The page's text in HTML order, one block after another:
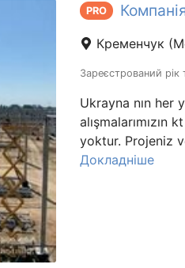
PRO
Кременчук
Зареєстрований рік
Ukrayna nın her
alışmalarımızın
yoktur. Projeniz
Докладніше